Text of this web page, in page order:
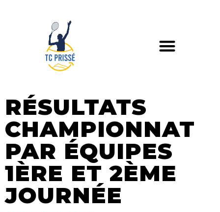
RÉSULTATS
CHAMPIONNAT
PAR ÉQUIPES
1ÈRE ET 2ÈME
JOURNÉE